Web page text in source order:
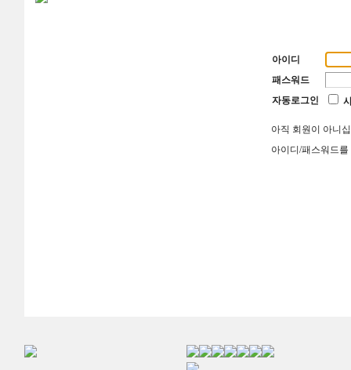
아이디
패스워드
자동로그인
아직 회원이 아니
아이디/패스워드